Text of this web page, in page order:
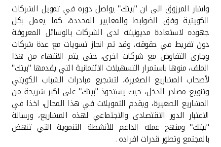
واشار المرزوق الى ان "بيتك" يواصل دوره في تمويل الشركات
الكويتية وفق الضوابط والمعايير المحددة، كما يعمل بكل
جهوده لاستعادة مديونيته لدى الشركات بالوسائل المعروفة
دون تفريط في حقوقه، وقد تم انجاز تسويات مع عدة شركات
وجارى التفاوض مع شركات اخرى، حتى يتم الانتهاء من هذا
الملف، منوها باستمرار التسهيلات الائتمانية التي يقدمها "بيتك"
لأصحاب المشاريع الصغيرة، لتشجيع مبادرات الشباب الكويتي
وتنويع مصادر الدخل، حيث يستحوذ "بيتك" على اكبر شريحة من
المشاريع الصغيرة، ويقدم التمويلات في هذا المجال، اخذا في
الاعتبار الدور الاقتصادى والاجتماعي لهذه المشاريع، ورسالة
"بيتك" ومنهج عمله الداعم للأنشطة التنموية التي تنهض
بالمجتمع وتطور قدرات افراده .